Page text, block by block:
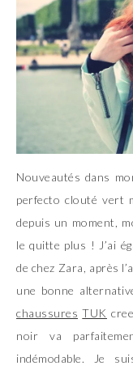
Nouveautés dans
perfecto clouté vert
depuis un moment,
le quitte plus ! J’ai
de chez Zara, après
une bonne
chaussures TUK
noir va
indémodable. Je